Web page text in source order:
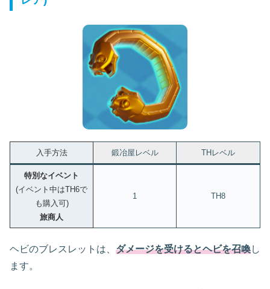
入手方法 鍛冶屋レベル THレベル
特別なイベント
(イベント中はTH6で
も購入可)
旅商人
1 TH8
ヘビのブレスレットは、 ダメージを受けるとヘビを召喚し
ます。